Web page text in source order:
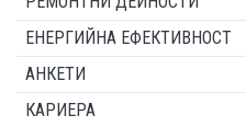
ЕНЕРГИЙНА ЕФЕКТИВНОСТ
АНКЕТИ
КАРИЕРА